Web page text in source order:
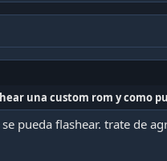
una custom rom y como
pueda flashear. trate de